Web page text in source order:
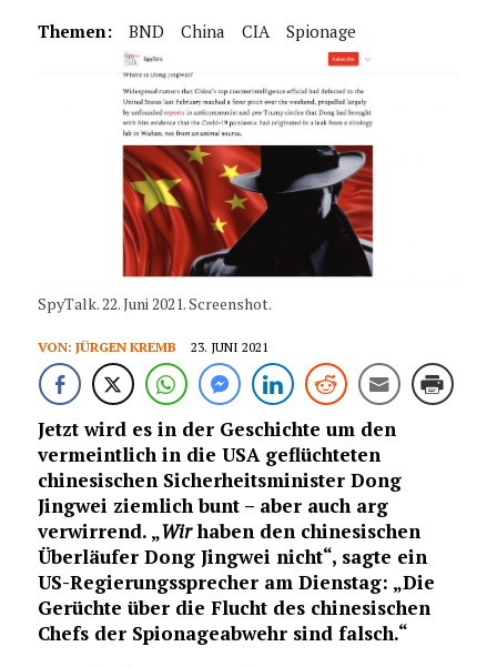
Themen: BND China CIA Spionage
SpyTalk. 22. Juni 2021. Screenshot.
VON: JÜRGEN KREMB 23. JUNI 2021
Jetzt wird es in der Geschichte um den
vermeintlich in die USA geflüchteten
chinesischen Sicherheitsminister Dong
Jingwei ziemlich bunt – aber auch arg
verwirrend. „Wirhaben den chinesischen
Überläufer Dong Jingwei nicht“, sagte ein
US-Regierungssprecher am Dienstag: „Die
Gerüchte über die Flucht des chinesischen
Chefs der Spionageabwehr sind falsch.“